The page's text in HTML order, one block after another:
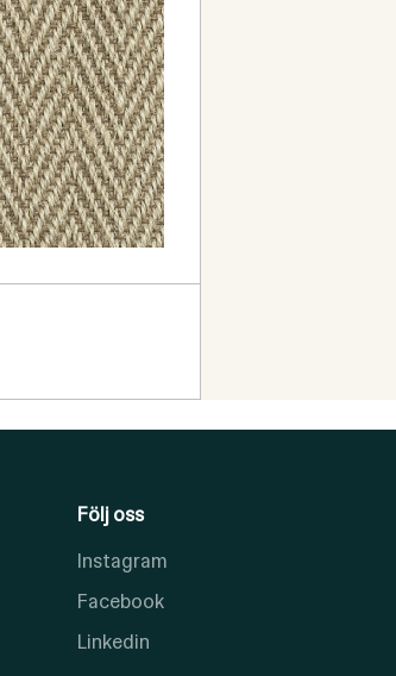
Följ oss
Instagram
Facebook
Linkedin